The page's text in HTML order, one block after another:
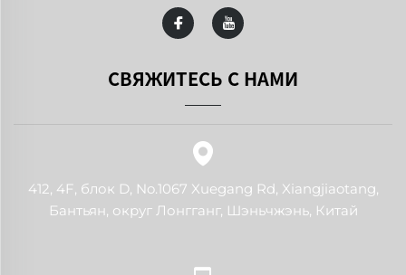
СВЯЖИТЕСЬ С НАМИ
412, 4F, блок D, No.1067 Xuegang Rd, Xiangjiaotang,
Бантьян, округ Лонгганг, Шэньчжэнь, Китай